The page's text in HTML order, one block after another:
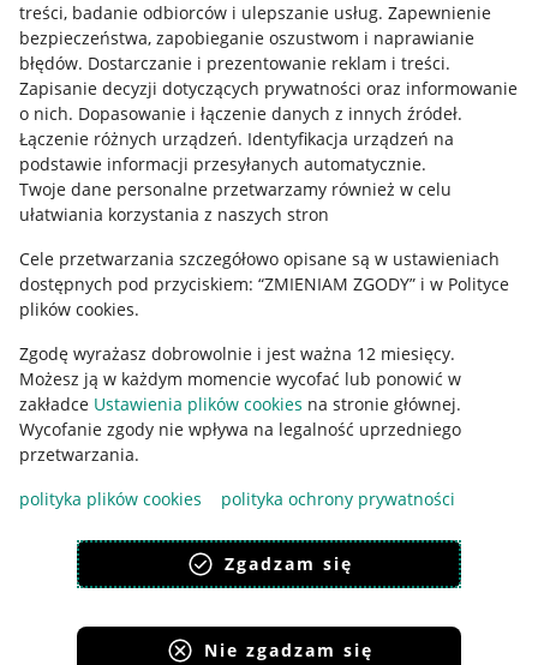
treści, badanie odbiorców i ulepszanie usług. Zapewnienie
bezpieczeństwa, zapobieganie oszustwom i naprawianie
błędów. Dostarczanie i prezentowanie reklam i treści.
Zapisanie decyzji dotyczących prywatności oraz informowanie
o nich. Dopasowanie i łączenie danych z innych źródeł.
Łączenie różnych urządzeń. Identyfikacja urządzeń na
podstawie informacji przesyłanych automatycznie.
Twoje dane personalne przetwarzamy również w celu
ułatwiania korzystania z naszych stron
Cele przetwarzania szczegółowo opisane są w ustawieniach
dostępnych pod przyciskiem: “ZMIENIAM ZGODY” i w Polityce
plików cookies.
Zgodę wyrażasz dobrowolnie i jest ważna 12 miesięcy.
Możesz ją w każdym momencie wycofać lub ponowić w
zakładce Ustawienia plików cookies na stronie głównej.
Wycofanie zgody nie wpływa na legalność uprzedniego
przetwarzania.
polityka plików cookies
polityka ochrony prywatności
Zgadzam się
Nie zgadzam się
Mapa miejscowości
Informacje prawne
Regulamin
Polityka plików "cookies"
Ustawienia plików "cookies"
Udostępnianie lokalizacji
Informacje dla Aktu o Usługach Cyfrowych
Pobierz aplikację